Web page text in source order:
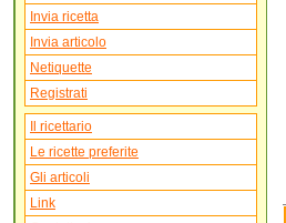
Invia ricetta
Invia articolo
Netiquette
Registrati
Il ricettario
Le ricette preferite
Gli articoli
Link